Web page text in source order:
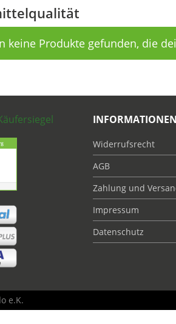
keine Produkte gefunden, die
INFORMATIONEN
Widerrufsrecht
AGB
Zahlung und
Impressum
Datenschutz
e.K.